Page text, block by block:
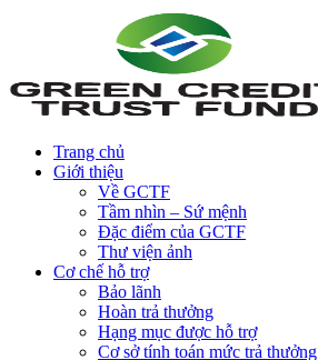
Trang chủ
Giới thiệu
Về GCTF
Tầm nhìn – Sứ mệnh
Đặc điểm của GCTF
Thư viện ảnh
Cơ chế hỗ trợ
Bảo lãnh
Hoàn trả thưởng
Hạng mục được hỗ trợ
Cơ sở tính toán mức trả thưởng